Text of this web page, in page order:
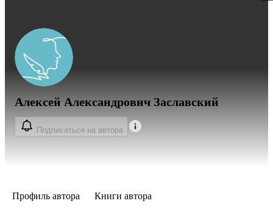
Алексей Александрович Заславский
Подписаться на автора
Профиль автора Книги автора